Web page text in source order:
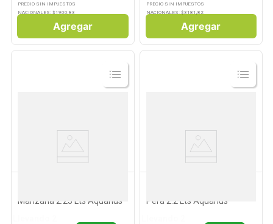
PRECIO SIN IMPUESTOS
NACIONALES: $ 1900,83
Agregar
PRECIO SIN IMPUESTOS
NACIONALES: $3181,82
Agregar
Ver
Producto
Manzana 2.25 Lts Aquarius
Ver
Producto
Pera 2.2 Lts Aquarius